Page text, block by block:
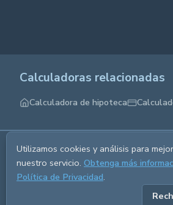
Calculadoras relacionadas
Calculadora de hipoteca
Sobre nosotros Política de
servicio
Utilizamos cookies y análisis para
nuestro servicio. Obtenga más
Política de Privacidad.